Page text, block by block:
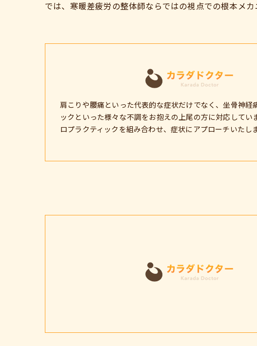
では、寒暖差疲労の整体師ならではの視点での根本メ
肩こりや腰痛といった代表的な症状だけでなく、坐骨神経
ックといった様々な不調をお抱えの上尾の方に対応してい
ロプラクティックを組み合わせ、症状にアプローチいたしま